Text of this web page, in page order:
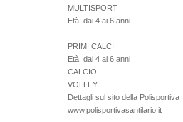
MULTISPORT
Età: dai 4 ai 6 anni
PRIMI CALCI
Età: dai 4 ai 6 anni
CALCIO
VOLLEY
Dettagli sul sito della Polisportiva
www.polisportivasantilario.it